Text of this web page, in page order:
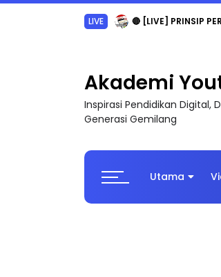
LIVE 🔴 [LIVE] PRINSIP
Akademi
Inspirasi Pendidikan Digital,
Generasi Gemilang
Utama